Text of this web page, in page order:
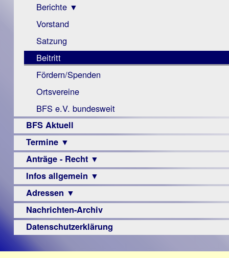
Visus
Zeitschrift
Monokular
Mac
Instagram-
Links
Berichte ▼
Archiv
Berichte
Vorstand
Satzung
Beitritt
Fördern/Spenden
Ortsvereine
BFS e.V. bundesweit
BFS Aktuell
Termine ▼
Veranstaltungsprogramme
Anträge - Recht ▼
Archiv
Urteile
Infos allgemein ▼
Sehbehinderung
Frühförderung
Schule
–
Adressen ▼
Augenoptiker
Berufsbildungswerke
Nachrichten-Archiv
Datenschutzerklärung